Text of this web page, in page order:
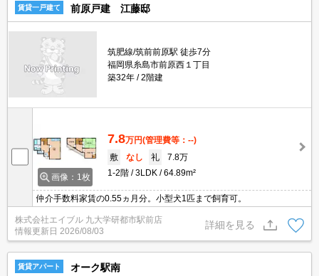
賃貸一戸建て 前原戸建 江藤邸
筑肥線/筑前前原駅 徒歩7分
福岡県糸島市前原西１丁目
築32年
2階建
画像：1枚
7.8万円(管理費等：--)
敷
なし 礼
7.8万
1-2階
3LDK 64.89m²
仲介手数料家賃の0.55ヵ月分。小型犬1匹まで飼育可。
株式会社エイブル 九大学研都市駅前店
情報更新日 2026/08/03
詳細を見る
賃貸アパート オーク駅南